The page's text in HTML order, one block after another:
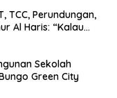
TCC, Perundungan,
Al Haris: “Kalau
Sekolah
Green City